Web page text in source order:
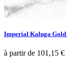
Imperial Kaluga
à partir de 101,15 €